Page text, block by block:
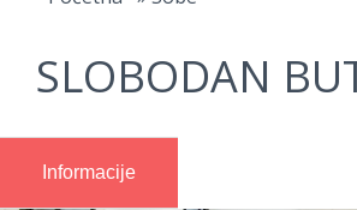
SLOBODAN
Informacije